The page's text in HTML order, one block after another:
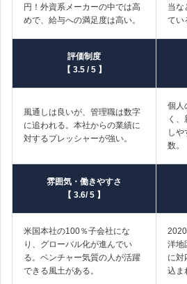
円！外資系メーカーの中では高
めで、給与への満足度は高い。
当な
てい
評価制度
【 3.5 / 5 】
風通しは良いが、管理職は数字
に追われる。本社からの業績に
対するプレッシャーが強い。
個人
く
しや
数。
雰囲気・働きやすさ
【 3.6/ 5 】
米国本社の100％子会社にな
り、グローバル化が進んでい
る。ベンチャー気質の人が活躍
できる風土がある。
洋地
に対
込ま